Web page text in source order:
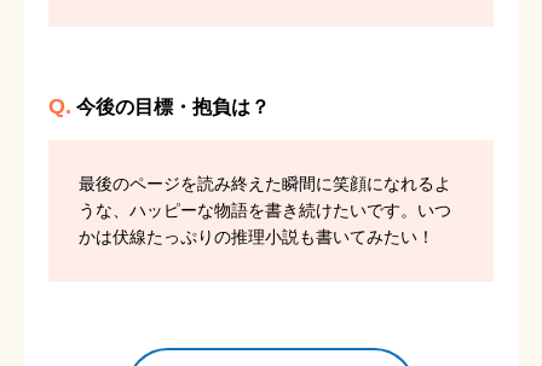
Q. 今後の目標・抱負は？
最後のページを読み終えた瞬間に笑顔になれるよ
うな、ハッピーな物語を書き続けたいです。いつ
かは伏線たっぷりの推理小説も書いてみたい！